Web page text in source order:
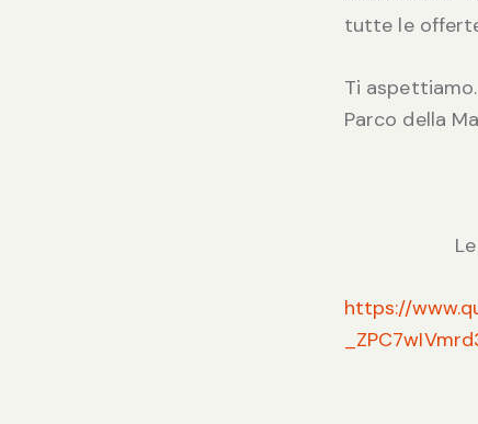
tutte le
Ti
Parco della
https://